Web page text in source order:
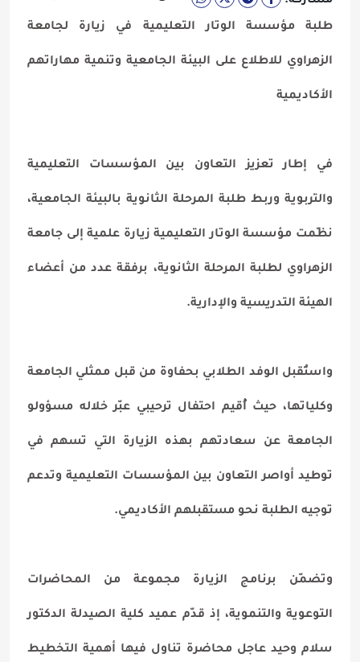
طلبة مؤسسة الوتار التعليمية في زيارة لجامعة
الزهراوي للاطلاع على البيئة الجامعية وتنمية مهاراتهم
الأكاديمية
في إطار تعزيز التعاون بين المؤسسات التعليمية
والتربوية وربط طلبة المرحلة الثانوية بالبيئة الجامعية،
نظّمت مؤسسة الوتار التعليمية زيارة علمية إلى جامعة
الزهراوي لطلبة المرحلة الثانوية، برفقة عدد من أعضاء
الهيئة التدريسية والإدارية.
واستُقبل الوفد الطلابي بحفاوة من قبل ممثلي الجامعة
وكلياتها، حيث أُقيم احتفال ترحيبي عبّر خلاله مسؤولو
الجامعة عن سعادتهم بهذه الزيارة التي تسهم في
توطيد أواصر التعاون بين المؤسسات التعليمية وتدعم
توجيه الطلبة نحو مستقبلهم الأكاديمي.
وتضمّن برنامج الزيارة مجموعة من المحاضرات
التوعوية والتنموية، إذ قدّم عميد كلية الصيدلة الدكتور
سلام وحيد عاجل محاضرة تناول فيها أهمية التخطيط